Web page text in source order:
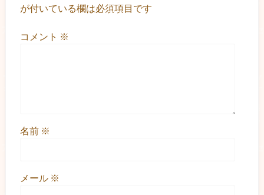
が付いている欄は必須項目です
コメント ※
名前 ※
メール ※